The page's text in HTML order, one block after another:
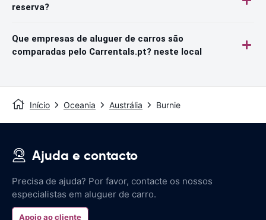
reserva?
Que empresas de aluguer de carros são
comparadas pelo Carrentals.pt? neste local
Início Oceania Austrália Burnie
Ajuda e contacto
Precisa de ajuda? Por favor, contacte os nossos
especialistas em aluguer de carro.
Apoio ao cliente